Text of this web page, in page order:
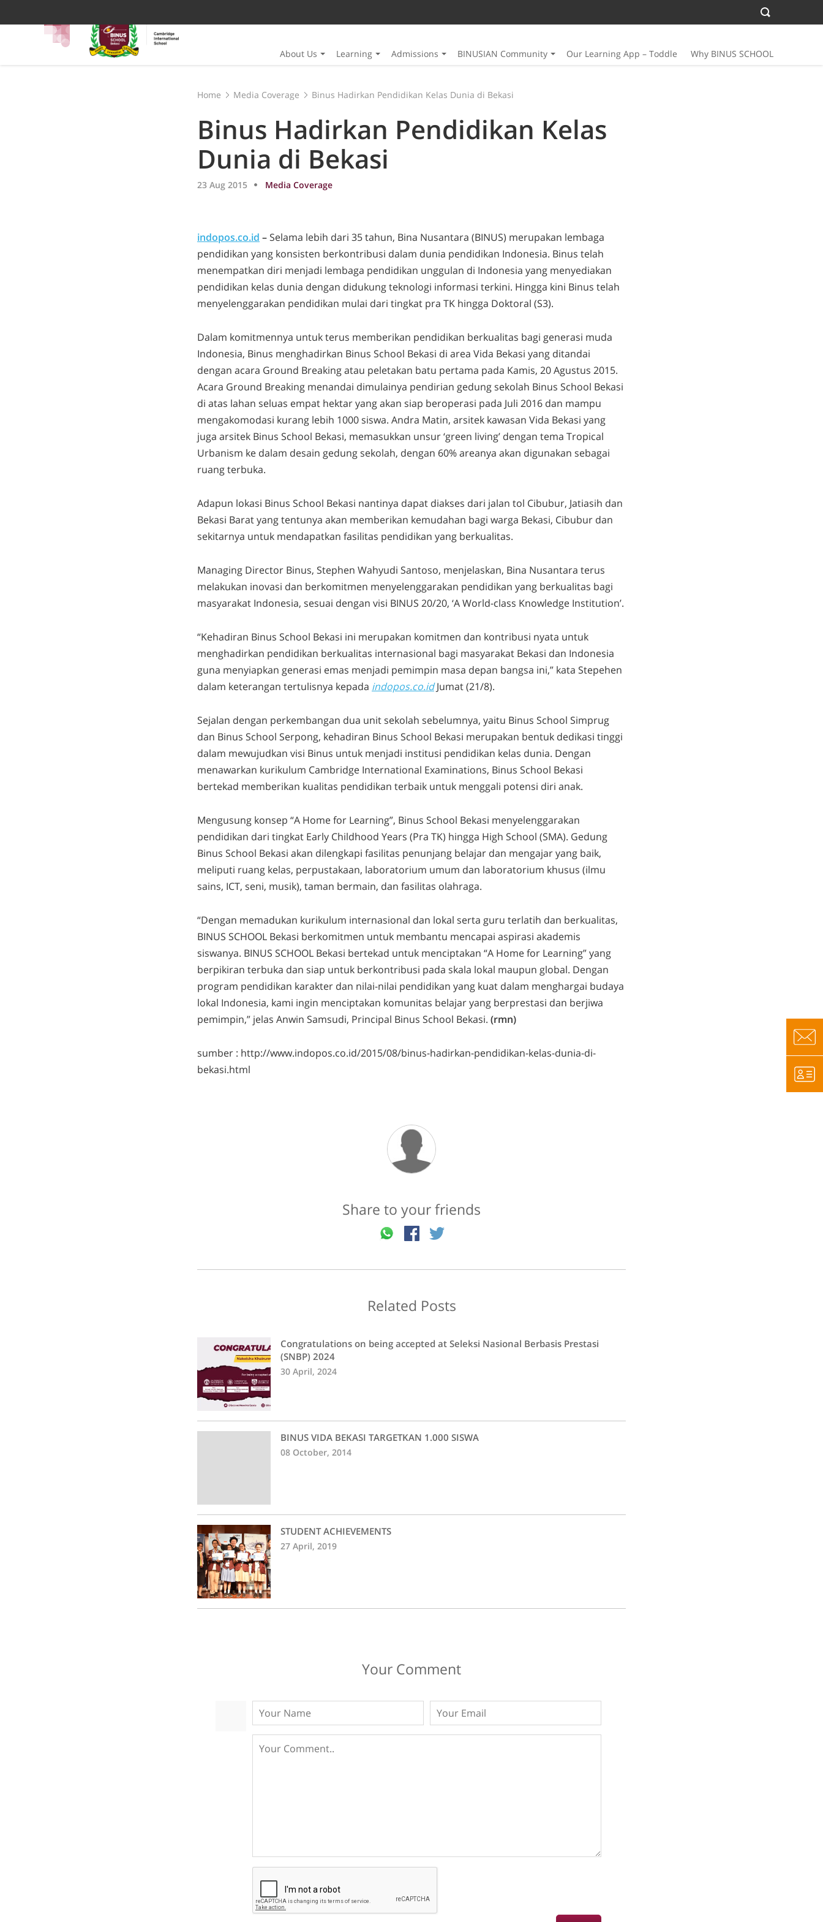
About Us Learning Admissions BINUSIAN Community Our Learning App – Toddle Why BINUS SCHOOL
Home Media Coverage Binus Hadirkan Pendidikan Kelas Dunia di Bekasi
Binus Hadirkan Pendidikan Kelas
Dunia di Bekasi
23 Aug 2015 Media Coverage
indopos.co.id – Selama lebih dari 35 tahun, Bina Nusantara (BINUS) merupakan lembaga
pendidikan yang konsisten berkontribusi dalam dunia pendidikan Indonesia. Binus telah
menempatkan diri menjadi lembaga pendidikan unggulan di Indonesia yang menyediakan
pendidikan kelas dunia dengan didukung teknologi informasi terkini. Hingga kini Binus telah
menyelenggarakan pendidikan mulai dari tingkat pra TK hingga Doktoral (S3).
Dalam komitmennya untuk terus memberikan pendidikan berkualitas bagi generasi muda
Indonesia, Binus menghadirkan Binus School Bekasi di area Vida Bekasi yang ditandai
dengan acara Ground Breaking atau peletakan batu pertama pada Kamis, 20 Agustus 2015.
Acara Ground Breaking menandai dimulainya pendirian gedung sekolah Binus School Bekasi
di atas lahan seluas empat hektar yang akan siap beroperasi pada Juli 2016 dan mampu
mengakomodasi kurang lebih 1000 siswa. Andra Matin, arsitek kawasan Vida Bekasi yang
juga arsitek Binus School Bekasi, memasukkan unsur ‘green living’ dengan tema Tropical
Urbanism ke dalam desain gedung sekolah, dengan 60% areanya akan digunakan sebagai
ruang terbuka.
Adapun lokasi Binus School Bekasi nantinya dapat diakses dari jalan tol Cibubur, Jatiasih dan
Bekasi Barat yang tentunya akan memberikan kemudahan bagi warga Bekasi, Cibubur dan
sekitarnya untuk mendapatkan fasilitas pendidikan yang berkualitas.
Managing Director Binus, Stephen Wahyudi Santoso, menjelaskan, Bina Nusantara terus
melakukan inovasi dan berkomitmen menyelenggarakan pendidikan yang berkualitas bagi
masyarakat Indonesia, sesuai dengan visi BINUS 20/20, ‘A World-class Knowledge Institution’.
“Kehadiran Binus School Bekasi ini merupakan komitmen dan kontribusi nyata untuk
menghadirkan pendidikan berkualitas internasional bagi masyarakat Bekasi dan Indonesia
guna menyiapkan generasi emas menjadi pemimpin masa depan bangsa ini,” kata Stepehen
dalam keterangan tertulisnya kepada indopos.co.idJumat (21/8).
Sejalan dengan perkembangan dua unit sekolah sebelumnya, yaitu Binus School Simprug
dan Binus School Serpong, kehadiran Binus School Bekasi merupakan bentuk dedikasi tinggi
dalam mewujudkan visi Binus untuk menjadi institusi pendidikan kelas dunia. Dengan
menawarkan kurikulum Cambridge International Examinations, Binus School Bekasi
bertekad memberikan kualitas pendidikan terbaik untuk menggali potensi diri anak.
Mengusung konsep “A Home for Learning”, Binus School Bekasi menyelenggarakan
pendidikan dari tingkat Early Childhood Years (Pra TK) hingga High School (SMA). Gedung
Binus School Bekasi akan dilengkapi fasilitas penunjang belajar dan mengajar yang baik,
meliputi ruang kelas, perpustakaan, laboratorium umum dan laboratorium khusus (ilmu
sains, ICT, seni, musik), taman bermain, dan fasilitas olahraga.
“Dengan memadukan kurikulum internasional dan lokal serta guru terlatih dan berkualitas,
BINUS SCHOOL Bekasi berkomitmen untuk membantu mencapai aspirasi akademis
siswanya. BINUS SCHOOL Bekasi bertekad untuk menciptakan “A Home for Learning” yang
berpikiran terbuka dan siap untuk berkontribusi pada skala lokal maupun global. Dengan
program pendidikan karakter dan nilai-nilai pendidikan yang kuat dalam menghargai budaya
lokal Indonesia, kami ingin menciptakan komunitas belajar yang berprestasi dan berjiwa
pemimpin,” jelas Anwin Samsudi, Principal Binus School Bekasi. (rmn)
sumber : http://www.indopos.co.id/2015/08/binus-hadirkan-pendidikan-kelas-dunia-di-
bekasi.html
Share to your friends
Related Posts
Congratulations on being accepted at Seleksi Nasional Berbasis Prestasi
(SNBP) 2024
30 April, 2024
BINUS VIDA BEKASI TARGETKAN 1.000 SISWA
08 October, 2014
STUDENT ACHIEVEMENTS
27 April, 2019
Your Comment